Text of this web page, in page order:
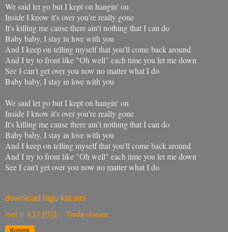
We said let go but I kept on hangin' on
Inside I know it's over you're really gone
It's killing me cause there ain't nothing that I can do
Baby baby, I stay in love with you
And I keep on telling myself that you'll come back around
And I try to front like "Oh well" each time you let me down
See I can't get over you now no matter what I do
Baby baby, I stay in love with you
We said let go but I kept on hangin' on
Inside I know it's over you're really gone
It's killing me cause there ain't nothing that I can do
Baby baby, I stay in love with you
And I keep on telling myself that you'll come back around
And I try to front like "Oh well" each time you let me down
See I can't get over you now no matter what I do
download lagu kat sini
mel di 4:17 PTG Tiada ulasan:
Kongsi